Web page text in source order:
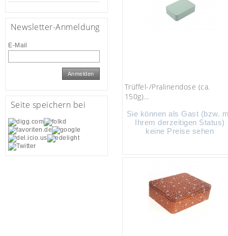
Trüffel-/Pralinendose (ca.
150g)...
Sie können als Gast (bzw.
Ihrem derzeitigen Status)
keine Preise sehen
Newsletter-Anmeldung
E-Mail
Anmelden
Seite speichern bei